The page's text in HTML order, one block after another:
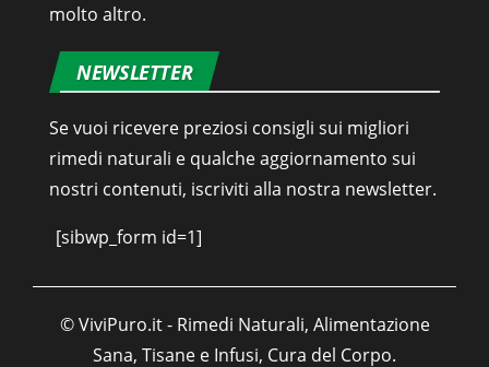
molto altro.
NEWSLETTER
Se vuoi ricevere preziosi consigli sui migliori
rimedi naturali e qualche aggiornamento sui
nostri contenuti, iscriviti alla nostra newsletter.
[sibwp_form id=1]
© ViviPuro.it - Rimedi Naturali, Alimentazione
Sana, Tisane e Infusi, Cura del Corpo.